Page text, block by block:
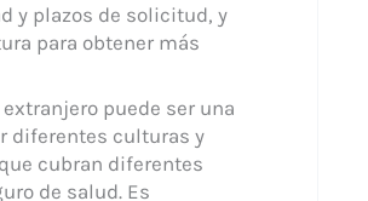
y plazos de solicitud, y
para obtener más
puede ser una
diferentes culturas y
cubran diferentes
de salud. Es